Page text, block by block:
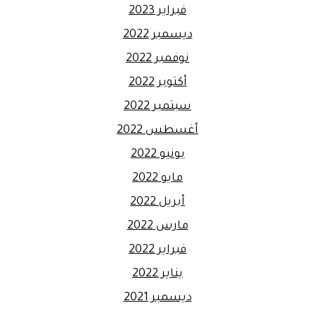
فبراير 2023
ديسمبر 2022
نوفمبر 2022
أكتوبر 2022
سبتمبر 2022
أغسطس 2022
يونيو 2022
مايو 2022
أبريل 2022
مارس 2022
فبراير 2022
يناير 2022
ديسمبر 2021